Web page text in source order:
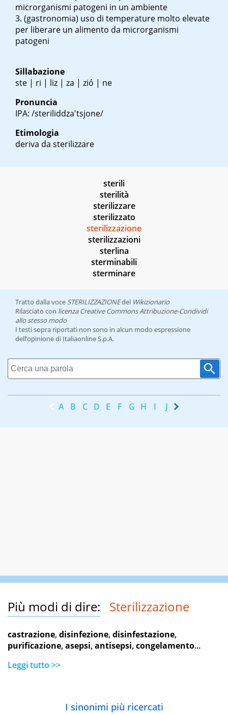
microrganismi patogeni in un ambiente
(gastronomia) uso di temperature molto elevate
per liberare un alimento da microrganismi
patogeni
Sillabazione
ste | ri | liz | za | zió | ne
Pronuncia
IPA: /steriliddza'tsjone/
Etimologia
deriva da sterilizzare
sterili
sterilità
sterilizzare
sterilizzato
sterilizzazione
sterilizzazioni
sterlina
sterminabili
sterminare
Tratto dalla voce STERILIZZAZIONEdel Wikizionario
Rilasciato con licenza Creative Commons Attribuzione-Condividi
allo stesso modo
I testi sopra riportati non sono in alcun modo espressione
dell’opinione di Italiaonline S.p.A.
A B C D E F G H I J K
Più modi di dire: Sterilizzazione
castrazione,disinfezione,disinfestazione,
purificazione,asepsi,antisepsi,congelamento...
Leggi tutto >>
I sinonimi più ricercati